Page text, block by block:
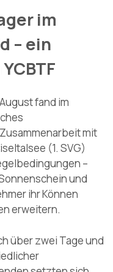
im
– ein
fand im
mit
(1. SVG)
–
und
ihr Können
erweitern.
über zwei Tage und